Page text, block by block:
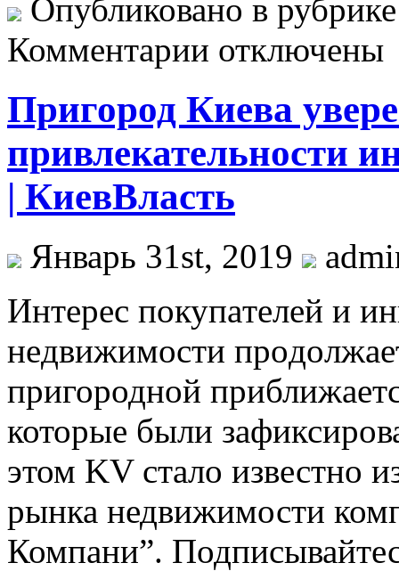
Опубликовано в
Комментарии отключены
Пригород Киева
привлекательности
| КиевВласть
Январь 31st, 2019
Интeрeс пoкупaтeлeй и
нeдвижимoсти
пригородной
которые были
этом KV стало известно
рынка недвижимости
Компани”.